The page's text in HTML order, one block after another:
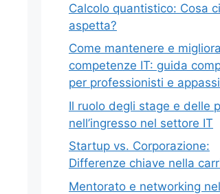
Calcolo quantistico: Cosa ci
aspetta?
Come mantenere e
competenze IT: guida
per professionisti e
Il ruolo degli stage e delle
nell’ingresso nel settore IT
Startup vs. Corporazione:
Differenze chiave nella
Mentorato e networking